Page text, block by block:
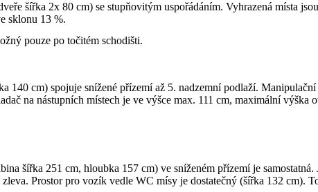
šířka 2x 80 cm) se stupňovitým uspořádáním. Vyhrazená místa
sklonu 13 %.
pouze po točitém schodišti.
140 cm) spojuje snížené přízemí až 5. nadzemní podlaží.
na nástupních místech je ve výšce max. 111 cm, maximální výška
šířka 251 cm, hloubka 157 cm) ve sníženém přízemí je
Prostor pro vozík vedle WC mísy je dostatečný (šířka 132 cm).